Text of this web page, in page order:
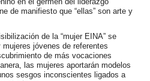
de manifiesto que “ellas” son arte y
de la “mujer EINA” se
jóvenes de referentes
de más vocaciones
las mujeres aportarán modelos
sesgos inconscientes ligados a